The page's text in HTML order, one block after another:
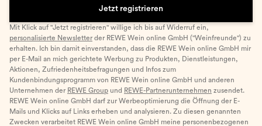
Jetzt registrieren
Mit Klick auf "Jetzt registrieren" willige ich bis auf Widerruf ein,
personalisierte Newsletter der REWE Wein online GmbH ("Weinfreunde") zu
erhalten. Ich bin damit einverstanden, dass die REWE Wein online GmbH mir
per E-Mail an mich gerichtete Werbung zu Produkten, Dienstleistungen,
Aktionen, Zufriedenheitsbefragungen und Infos zum
Kundenbindungsprogramm von REWE Wein online GmbH und anderen
Unternehmen der REWE Group und REWE-Partnerunternehmen zusendet.
REWE Wein online GmbH darf zur Werbeoptimierung die Öffnung der E-
Mails und Klicks auf Links erheben und analysieren. Zu diesen genannten
Zwecken verarbeitet REWE Wein online GmbH meine personenbezogenen